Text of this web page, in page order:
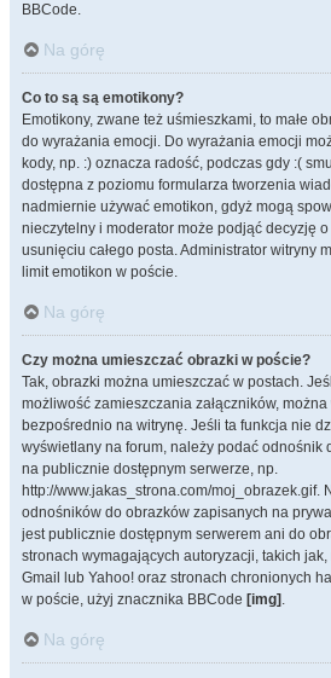
BBCode.
Na górę
Co to są są emotikony?
Emotikony, zwane też uśmieszkami, to małe
do wyrażania emocji. Do wyrażania emocji
kody, np. :) oznacza radość, podczas gdy :(
dostępna z poziomu formularza tworzenia
nadmiernie używać emotikon, gdyż mogą
nieczytelny i moderator może podjąć decyzję
usunięciu całego posta. Administrator witryny
limit emotikon w poście.
Na górę
Czy można umieszczać obrazki w poście?
Tak, obrazki można umieszczać w postach.
możliwość zamieszczania załączników,
bezpośrednio na witrynę. Jeśli ta funkcja nie
wyświetlany na forum, należy podać odnośnik
na publicznie dostępnym serwerze, np.
http://www.jakas_strona.com/moj_obrazek.gif.
odnośników do obrazków zapisanych na
jest publicznie dostępnym serwerem ani do
stronach wymagających autoryzacji, takich
Gmail lub Yahoo! oraz stronach chronionych
w poście, użyj znacznika BBCode [img] .
Na górę